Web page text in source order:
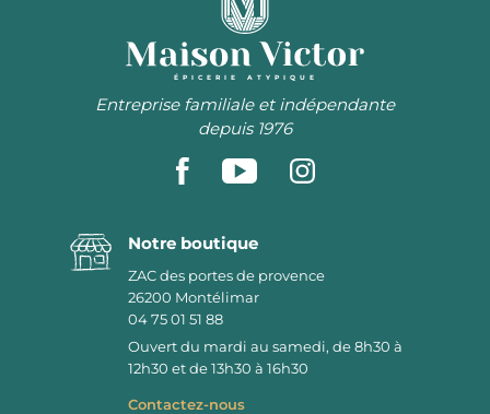
ÉPICERIE ATYPIQUE
Entreprise familiale et indépendante
depuis 1976
Notre boutique
ZAC des portes de provence
26200 Montélimar
04 75 01 51 88
Ouvert du mardi au samedi, de 8h30 à
12h30 et de 13h30 à 16h30
Contactez-nous